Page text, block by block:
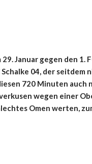
Januar gegen den
04, der seitdem
720 Minuten auch
wegen einer
Omen werten,